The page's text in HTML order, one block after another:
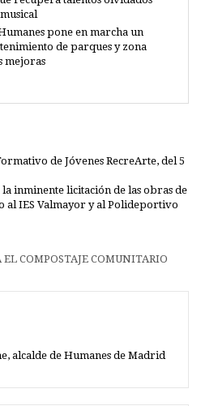
pone en marcha un
de parques y zona
mejoras
de Jóvenes RecreArte, del 5
inminente licitación de las obras de
al IES Valmayor y al Polideportivo